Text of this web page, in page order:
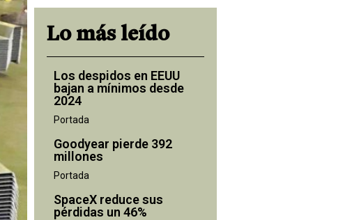
Lo más leído
Los despidos en EEUU
bajan a mínimos desde
2024
Portada
Goodyear pierde 392
millones
Portada
SpaceX reduce sus
pérdidas un 46%